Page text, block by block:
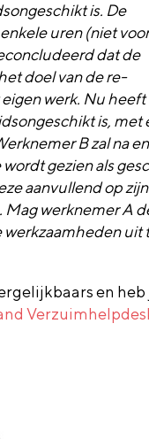
is. De
uren (niet voor
dat de
doel van de re-
werk. Nu heeft
is, met
B zal na
gezien als
aanvullend op zijn
Mag werknemer A
werkzaamheden uit
en heb